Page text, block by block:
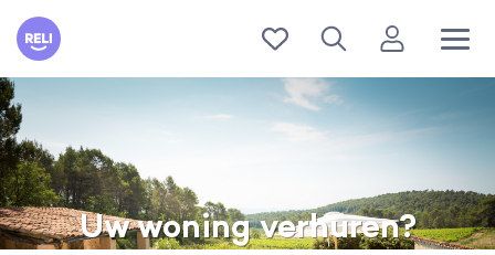
Reli
Uw woning verhuren?